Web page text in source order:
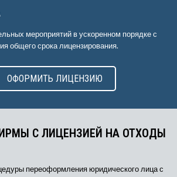
мероприятий в ускоренном порядке с
общего срока лицензирования.
ОФОРМИТЬ ЛИЦЕНЗИЮ
С ЛИЦЕНЗИЕЙ НА ОТХОДЫ
переоформления юридического лица с